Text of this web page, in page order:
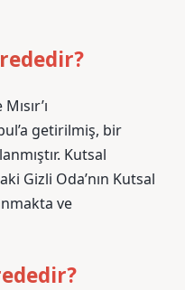
getirilmiş, bir
Kutsal
Gizli Oda’nın Kutsal
ve